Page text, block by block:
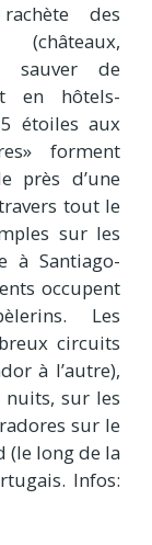
des
sauver de
en hôtels-
étoiles aux
forment
près d’une
tout le
sur les
à Santiago-
occupent
Les
circuits
à l’autre),
sur les
sur le
(le long de la
Infos: